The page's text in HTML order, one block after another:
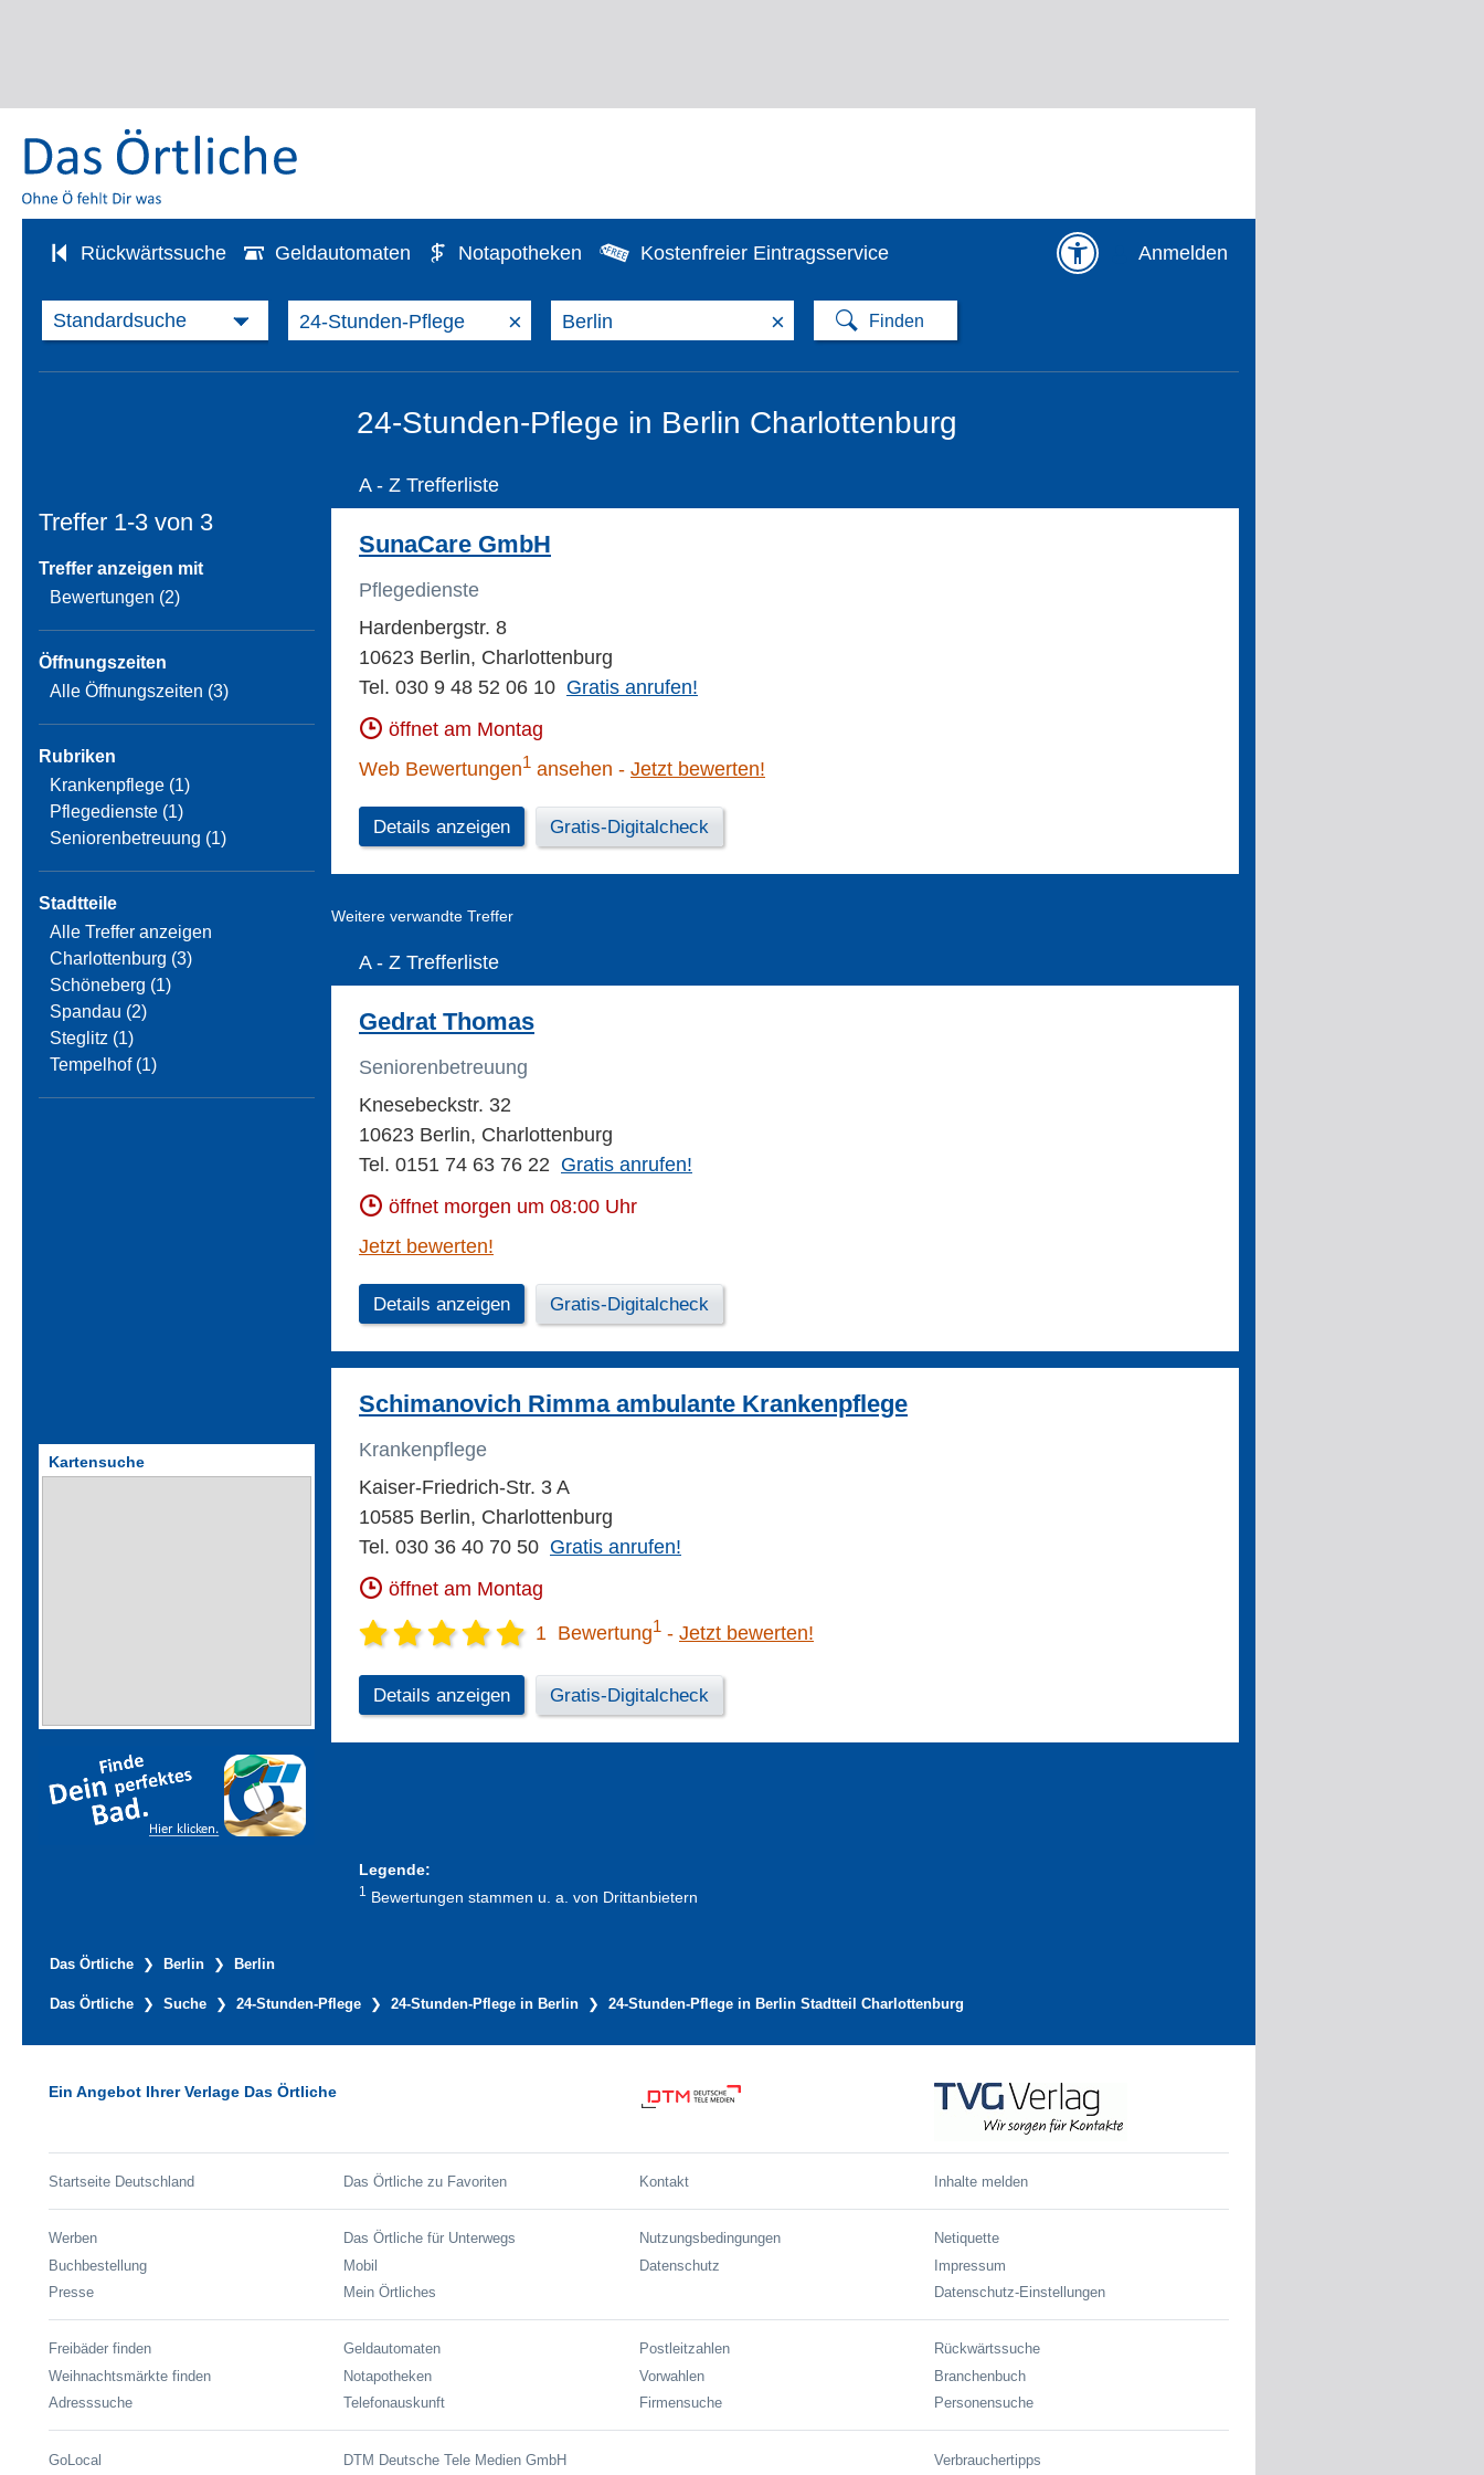
Rückwärtssuche Geldautomaten Notapotheken Kostenfreier Eintragsservice Anmelden
× ×
24-Stunden-Pflege in Berlin Charlottenburg
Treffer 1-3 von 3
Treffer anzeigen mit
Bewertungen (2)
Öffnungszeiten
Alle Öffnungszeiten (3)
Rubriken
Krankenpflege (1)
Pflegedienste (1)
Seniorenbetreuung (1)
Stadtteile
Alle Treffer anzeigen
Charlottenburg (3)
Schöneberg (1)
Spandau (2)
Steglitz (1)
Tempelhof (1)
A - Z Trefferliste
SunaCare GmbH
Pflegedienste
Hardenbergstr. 8
10623 Berlin, Charlottenburg
Tel. 030 9 48 52 06 10 Gratis anrufen!
öffnet am Montag
Web Bewertungen1 ansehen Jetzt bewerten!
Details anzeigen Gratis-Digitalcheck
Weitere verwandte Treffer
A - Z Trefferliste
Gedrat Thomas
Seniorenbetreuung
Knesebeckstr. 32
10623 Berlin, Charlottenburg
Tel. 0151 74 63 76 22 Gratis anrufen!
öffnet morgen um 08:00 Uhr
Jetzt bewerten!
Details anzeigen Gratis-Digitalcheck
Schimanovich Rimma ambulante Krankenpflege
Krankenpflege
Kaiser-Friedrich-Str. 3 A
10585 Berlin, Charlottenburg
Tel. 030 36 40 70 50 Gratis anrufen!
öffnet am Montag
1 Bewertung1 Jetzt bewerten!
Details anzeigen Gratis-Digitalcheck
Legende:
1 Bewertungen stammen u. a. von Drittanbietern
Kartensuche
Das Örtliche Berlin Berlin
Das Örtliche Suche 24-Stunden-Pflege 24-Stunden-Pflege in Berlin 24-Stunden-Pflege in Berlin Stadtteil Charlottenburg
Ein Angebot Ihrer Verlage Das Örtliche
Startseite Deutschland Das Örtliche zu Favoriten Kontakt Inhalte melden
Werben
Buchbestellung
Presse
Das Örtliche für Unterwegs
Mobil
Mein Örtliches
Nutzungsbedingungen
Datenschutz
Netiquette
Impressum
Datenschutz-Einstellungen
Freibäder finden
Weihnachtsmärkte finden
Adresssuche
Geldautomaten
Notapotheken
Telefonauskunft
Postleitzahlen
Vorwahlen
Firmensuche
Rückwärtssuche
Branchenbuch
Personensuche
GoLocal DTM Deutsche Tele Medien GmbH Verbrauchertipps